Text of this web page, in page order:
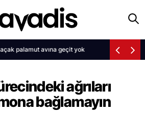
palamut avına geçit yok
ağrıları
bağlamayın